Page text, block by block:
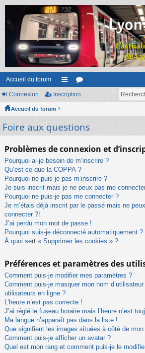
Accueil du forum
ac
ur
s
or
m
Connexion Inscription
Accueil du forum
Foire aux questions
Problèmes de connexion et
Pourquoi ai-je besoin de m’inscrire ?
Qu’est-ce que la COPPA ?
Pourquoi ne puis-je pas m’inscrire ?
Je suis inscrit mais je ne peux pas me
Pourquoi ne puis-je pas me connecter ?
Je m’étais déjà inscrit par le passé mais ne
connecter ?!
J’ai perdu mon mot de passe !
Pourquoi suis-je déconnecté automatiquement ?
À quoi sert « Supprimer les cookies » ?
Préférences et paramètres des
Comment puis-je modifier mes paramètres ?
Comment puis-je masquer mon nom
utilisateurs en ligne ?
L’heure n’est pas correcte !
J’ai réglé le fuseau horaire mais l’heure n’est
Ma langue n’apparaît pas dans la liste !
Que signifient les images situées à côté de mon
Comment puis-je afficher un avatar ?
Quel est mon rang et comment puis-je le